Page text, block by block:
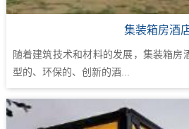
集装箱房酒
随着建筑技术和材料的发展，集装箱房
型的、环保的、创新的酒...